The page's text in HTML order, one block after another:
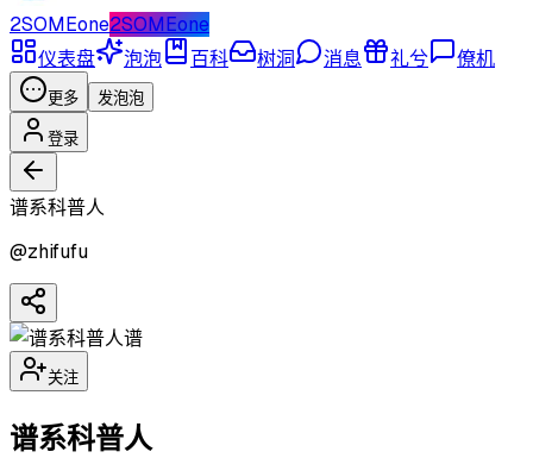
2SOMEone2SOMEone
仪表盘
泡泡 百科 树洞 消息 礼兮 僚机
更多 发泡泡
登录
谱系科普人
@zhifufu
谱
关注
谱系科普人